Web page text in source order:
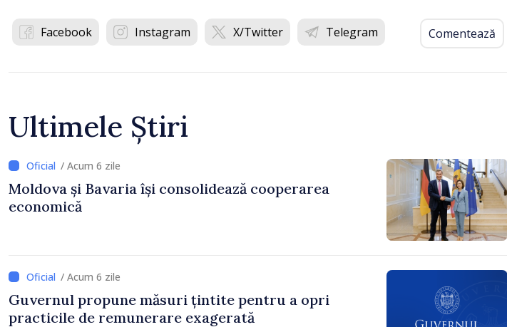
Facebook Instagram X/Twitter Telegram Comentează
Ultimele Știri
/ Acum 6 zile
Moldova și Bavaria își consolidează cooperarea
economică
/ Acum 6 zile
Guvernul propune măsuri țintite pentru a opri
practicile de remunerare exagerată